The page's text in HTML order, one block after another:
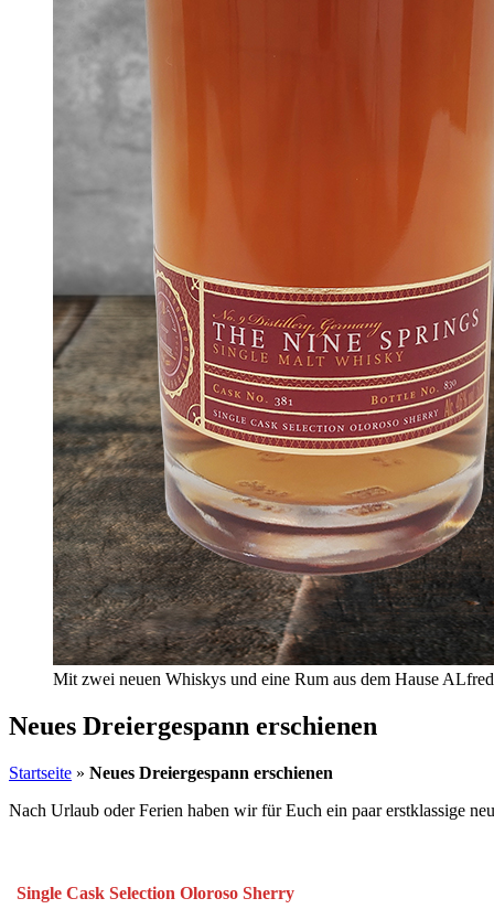
Mit zwei neuen Whiskys und eine Rum aus dem Hause
Neues Dreiergespann erschienen
Startseite » Neues Dreiergespann erschienen
Nach Urlaub oder Ferien haben wir für Euch ein paar erstklassige
Single Cask Selection Oloroso Sherry